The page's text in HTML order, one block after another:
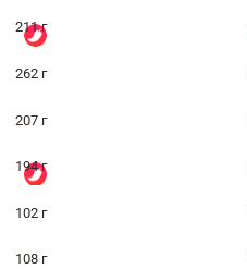
211 г
262 г
207 г
194 г
102 г
108 г